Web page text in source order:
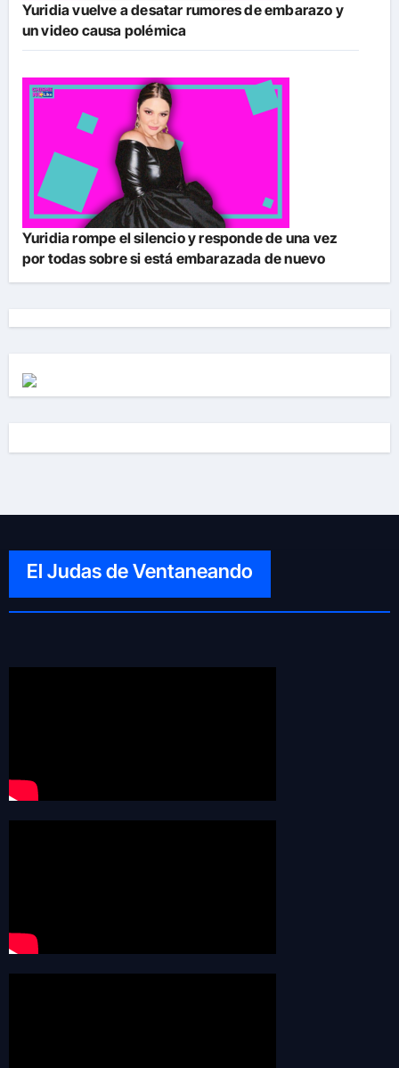
Yuridia vuelve a desatar rumores de embarazo y
un video causa polémica
Yuridia rompe el silencio y responde de una vez
por todas sobre si está embarazada de nuevo
El Judas de Ventaneando